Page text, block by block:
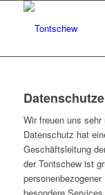
Wir freuen uns
Datenschutz hat
Geschäftsleitung
der Tontschew ist